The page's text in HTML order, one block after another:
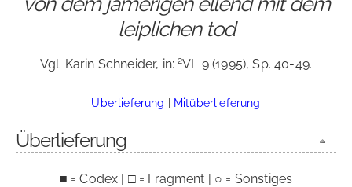
leiplichen tod
Vgl. Karin Schneider, in:2VL 9 (1995), Sp. 40-49.
Überlieferung | Mitüberlieferung
Überlieferung
■ = Codex | □ = Fragment | ○ = Sonstiges